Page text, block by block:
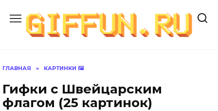
содержанию
ГЛАВНАЯ » КАРТИНКИ 🖼
Гифки с Швейцарским
флагом (25 картинок)